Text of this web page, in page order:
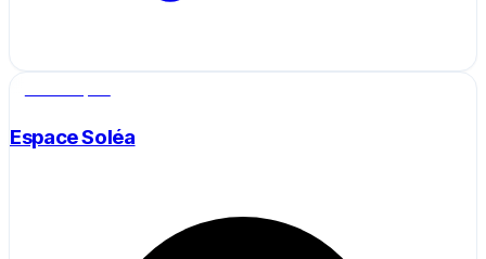
Espace Soléa